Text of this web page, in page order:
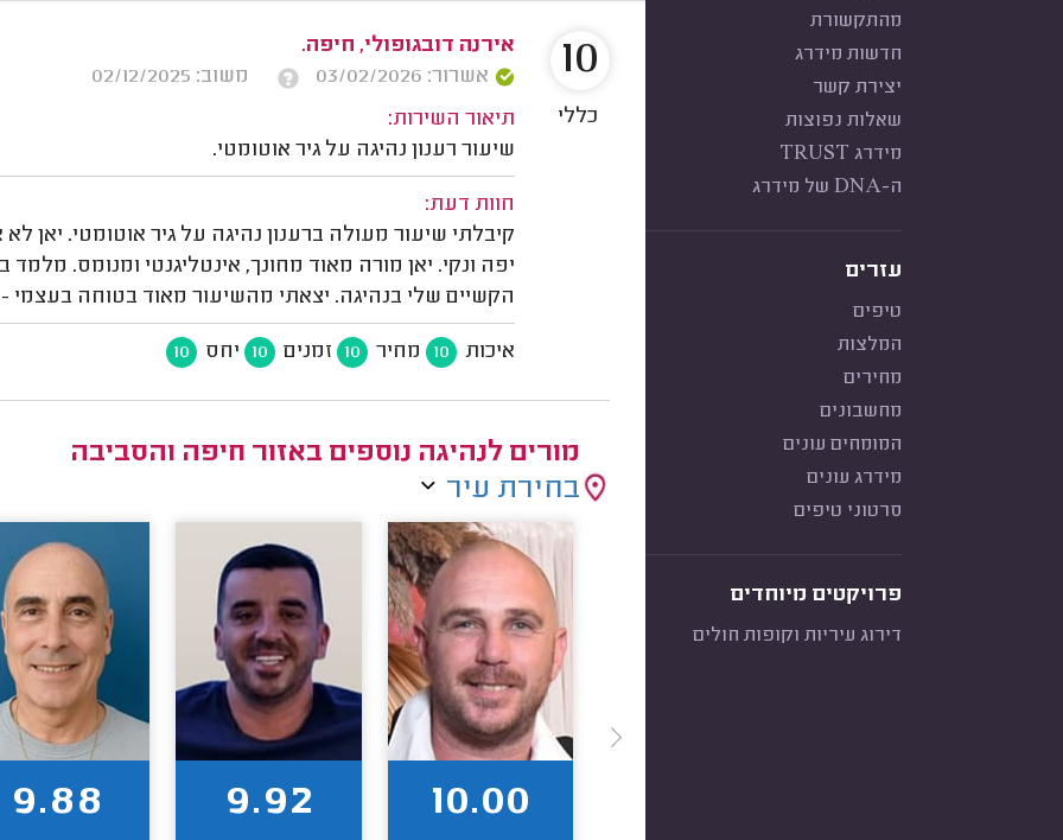
מהתקשורת
חדשות מידרג
יצירת קשר
שאלות נפוצות
מידרג TRUST
ה-DNA של מידרג
עזרים
טיפים
המלצות
מחירים
מחשבונים
המומחים עונים
מידרג עונים
סרטוני טיפים
פרויקטים מיוחדים
דירוג עיריות וקופות חולים
אירנה דובגופולי, חיפה.
אשרור: 03/02/2026
משוב: 02/12/2025
תיאור השירות:
שיעור רענון נהיגה על גיר אוטומטי.
חוות דעת:
קיבלתי שיעור מעולה ברענון נהיגה על גיר אוטומטי. יאן
יפה ונקי. יאן מורה מאוד מחונך, אינטליגנטי ומנומס.
הקשיים שלי בנהיגה. יצאתי מהשיעור מאוד בטוחה
איכות 10 מחיר 10 זמנים 10 יחס 10
10
כללי
מורים לנהיגה נוספים באזור חיפה והסביבה
בחירת עיר
10.00
9.92
9.88